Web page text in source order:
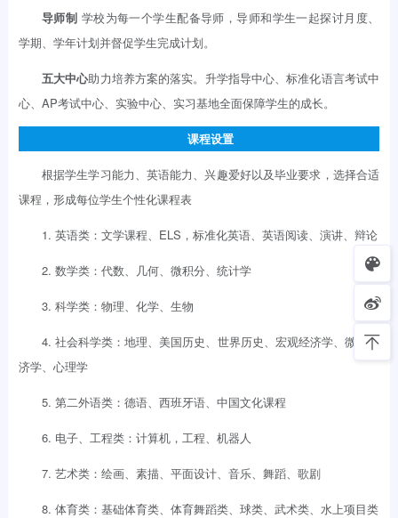
导师制 学校为每一个学生配备导师，导师和学生一起探讨月度、
学期、学年计划并督促学生完成计划。
五大中心助力培养方案的落实。升学指导中心、标准化语言考试中
心、AP考试中心、实验中心、实习基地全面保障学生的成长。
课程设置
根据学生学习能力、英语能力、兴趣爱好以及毕业要求，选择合适
课程，形成每位学生个性化课程表
1. 英语类：文学课程、ELS，标准化英语、英语阅读、演讲、辩论
2. 数学类：代数、几何、微积分、统计学
3. 科学类：物理、化学、生物
4. 社会科学类：地理、美国历史、世界历史、宏观经济学、微观经
济学、心理学
5. 第二外语类：德语、西班牙语、中国文化课程
6. 电子、工程类：计算机，工程、机器人
7. 艺术类：绘画、素描、平面设计、音乐、舞蹈、歌剧
8. 体育类：基础体育类、体育舞蹈类、球类、武术类、水上项目类